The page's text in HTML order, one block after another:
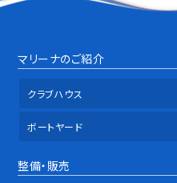
マリーナのご紹介
クラブハウス
ボートヤード
整備・販売